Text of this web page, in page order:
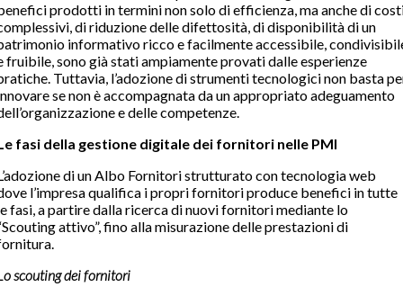
prodotti in termini non solo di efficienza, ma anche di
di riduzione delle difettosità, di disponibilità di un
informativo ricco e facilmente accessibile,
fruibile, sono già stati ampiamente provati dalle esperienze
Tuttavia, l’adozione di strumenti tecnologici non basta
se non è accompagnata da un appropriato adeguamento
e delle competenze.
fasi della gestione digitale dei fornitori nelle PMI
di un Albo Fornitori strutturato con tecnologia web
l’impresa qualifica i propri fornitori produce benefici in tutte
fasi, a partire dalla ricerca di nuovi fornitori mediante lo
attivo”, fino alla misurazione delle prestazioni di
scoutingdei fornitori